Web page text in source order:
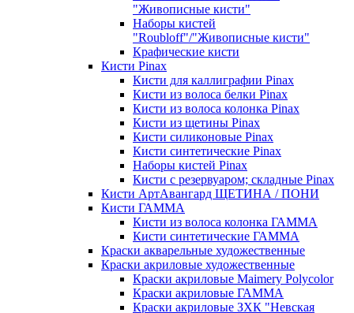
"Живописные кисти"
Наборы кистей
"Roubloff"/"Живописные кисти"
Крафические кисти
Кисти Pinax
Кисти для каллиграфии Pinax
Кисти из волоса белки Pinax
Кисти из волоса колонка Pinax
Кисти из щетины Pinax
Кисти силиконовые Pinax
Кисти синтетические Pinax
Наборы кистей Pinax
Кисти с резервуаром; складные Pinax
Кисти АртАвангард ЩЕТИНА / ПОНИ
Кисти ГАММА
Кисти из волоса колонка ГАММА
Кисти синтетические ГАММА
Краски акварельные художественные
Краски акриловые художественные
Краски акриловые Maimery Polycolor
Краски акриловые ГАММА
Краски акриловые ЗХК "Невская